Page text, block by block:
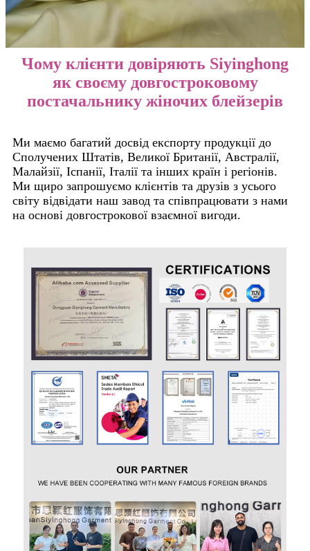
Чому клієнти довіряють Siyinghong
як своєму довгостроковому
постачальнику жіночих блейзерів
Ми маємо багатий досвід експорту продукції до
Сполучених Штатів, Великої Британії, Австралії,
Малайзії, Іспанії, Італії та інших країн і регіонів.
Ми щиро запрошуємо клієнтів та друзів з усього
світу відвідати наш завод та співпрацювати з нами
на основі довгострокової взаємної вигоди.